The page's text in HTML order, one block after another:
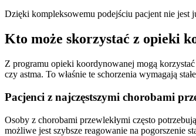
Dzięki kompleksowemu podejściu pacjent nie jest
Kto może skorzystać z opieki
Z programu opieki koordynowanej mogą
czy astma. To właśnie te schorzenia wymagają
Pacjenci z najczęstszymi chorobami
Osoby z chorobami przewlekłymi często
możliwe jest szybsze reagowanie na pogorszenie